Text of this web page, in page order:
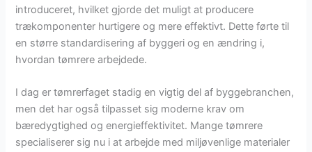
introduceret, hvilket gjorde det muligt at producere
trækomponenter hurtigere og mere effektivt. Dette førte til
en større standardisering af byggeri og en ændring i,
hvordan tømrere arbejdede.
I dag er tømrerfaget stadig en vigtig del af byggebranchen,
men det har også tilpasset sig moderne krav om
bæredygtighed og energieffektivitet. Mange tømrere
specialiserer sig nu i at arbejde med miljøvenlige materialer